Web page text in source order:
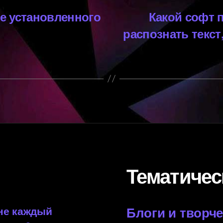
установленного
Какой софт
распознать
каждый
Блоги и